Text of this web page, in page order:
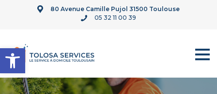
Ouvrir la barre d’outils
80 Avenue Camille Pujol 31500 Toulouse
05 32 11 00 39